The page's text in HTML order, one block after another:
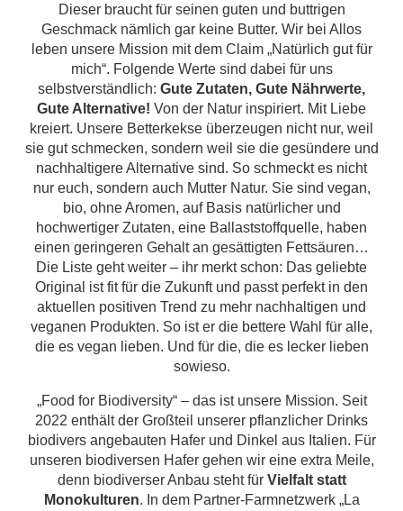
Dieser braucht für seinen guten und buttrigen
Geschmack nämlich gar keine Butter. Wir bei Allos
leben unsere Mission mit dem Claim „Natürlich gut für
mich“. Folgende Werte sind dabei für uns
selbstverständlich: Gute Zutaten, Gute Nährwerte,
Gute Alternative! Von der Natur inspiriert. Mit Liebe
kreiert. Unsere Betterkekse überzeugen nicht nur, weil
sie gut schmecken, sondern weil sie die gesündere und
nachhaltigere Alternative sind. So schmeckt es nicht
nur euch, sondern auch Mutter Natur. Sie sind vegan,
bio, ohne Aromen, auf Basis natürlicher und
hochwertiger Zutaten, eine Ballaststoffquelle, haben
einen geringeren Gehalt an gesättigten Fettsäuren…
Die Liste geht weiter – ihr merkt schon: Das geliebte
Original ist fit für die Zukunft und passt perfekt in den
aktuellen positiven Trend zu mehr nachhaltigen und
veganen Produkten. So ist er die bettere Wahl für alle,
die es vegan lieben. Und für die, die es lecker lieben
sowieso.
„Food for Biodiversity“ – das ist unsere Mission. Seit
2022 enthält der Großteil unserer pflanzlicher Drinks
biodivers angebauten Hafer und Dinkel aus Italien. Für
unseren biodiversen Hafer gehen wir eine extra Meile,
denn biodiverser Anbau steht fürVielfalt statt
Monokulturen. In dem Partner-Farmnetzwerk „La